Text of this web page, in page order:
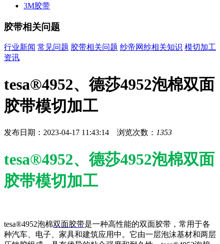
3M胶带
胶带相关问题
行业新闻 常见问题 胶带相关问题 纱帝网纱相关知识 模切加工
资讯
tesa®4952、德莎4952泡棉双面
胶带模切加工
发布日期：2023-04-17 11:43:14 浏览次数： 1353
tesa®4952、德莎4952泡棉双面
胶带模切加工
tesa®4952泡棉双面胶带是一种高性能的双面胶带，常用于各
种汽车、电子、家具和建筑应用中。它由一层泡沫基材和两层